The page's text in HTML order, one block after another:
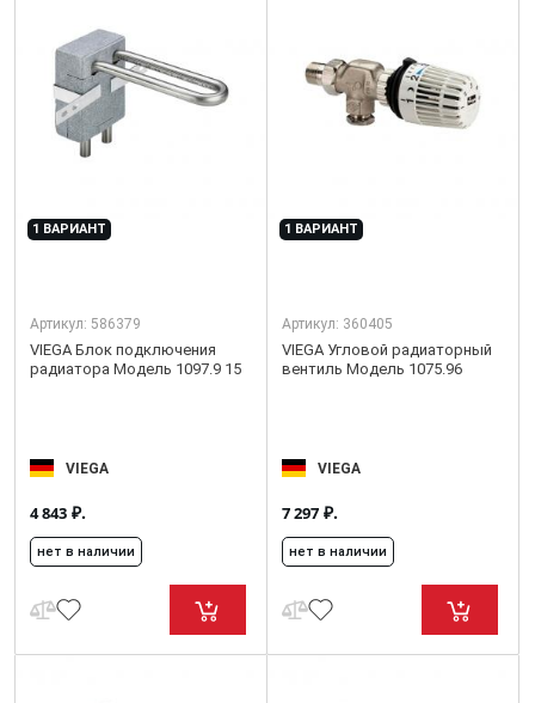
1 ВАРИАНТ
Артикул: 586379
VIEGA Блок подключения
радиатора Модель 1097.9 15
VIEGA
4 843 ₽.
нет в наличии
1 ВАРИАНТ
Артикул: 360405
VIEGA Угловой радиаторный
вентиль Модель 1075.96
VIEGA
7 297 ₽.
нет в наличии